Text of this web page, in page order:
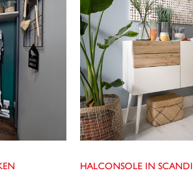
HALCONSOLE IN